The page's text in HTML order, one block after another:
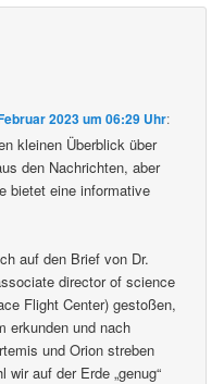
2023 um 06:29 Uhr:
kleinen Überblick über
den Nachrichten, aber
bietet eine informative
auf den Brief von Dr.
director of science
Flight Center) gestoßen,
erkunden und nach
und Orion streben
auf der Erde „genug“